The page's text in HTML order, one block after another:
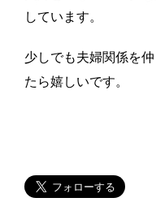
しています。
少しでも夫婦関係を
たら嬉しいです。